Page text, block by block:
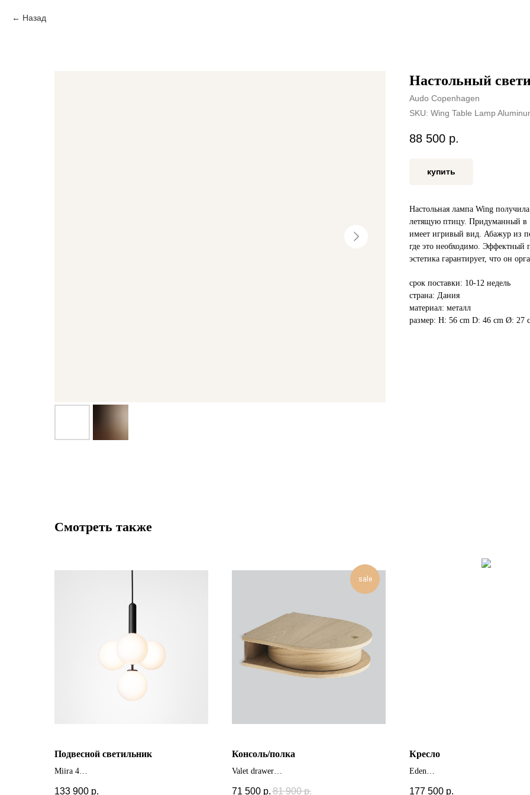
Назад
Настольный
Audo Copenhagen
SKU: Wing Table Lamp
88 500 р.
купить
Настольная лампа Wing
летящую птицу. Придуманный в
имеет игривый вид. Абажур из
где это необходимо. Эффектный
эстетика гарантирует, что он
срок поставки: 10-12 недель
страна: Дания
материал: металл
размер: H: 56 cm D: 46 cm Ø: 27
Смотреть также
Подвесной светильник
Miira 4
133 900 р.
sale
Консоль/полка
Valet drawer
71 500 р. 81 900 р.
Кресло
Eden
177 500 р.